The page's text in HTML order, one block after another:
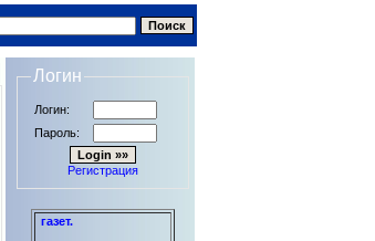
Логин
Логин:
Пароль:
Регистрация